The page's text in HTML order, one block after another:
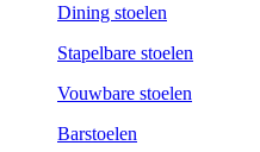
Dining stoelen
Stapelbare stoelen
Vouwbare stoelen
Barstoelen